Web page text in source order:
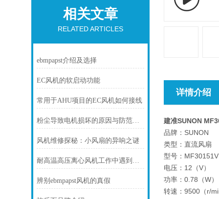
相关文章
RELATED ARTICLES
ebmpapst介绍及选择
EC风机的软启动功能
常用于AHU项目的EC风机如何接线
粉尘导致电机损坏的原因与防范措施
风机维修探秘：小风扇的异响之谜
耐高温高压离心风机工作中遇到漏油的情况时，应该怎么办?
辨别ebmpapst风机的真假
详情介绍
建准SUNON
品牌：SUNON
类型：直流风扇
型号：
电压：12（V）
功率：0.78（W）
转速：9500（r/